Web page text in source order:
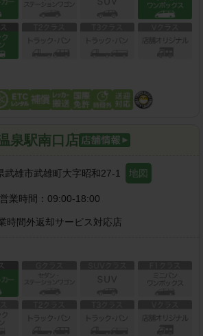
泉駅南口店
武雄市武雄町大字昭和27-1 地図
営業時間： 09:00-18:00
時間外返却サービス対応店